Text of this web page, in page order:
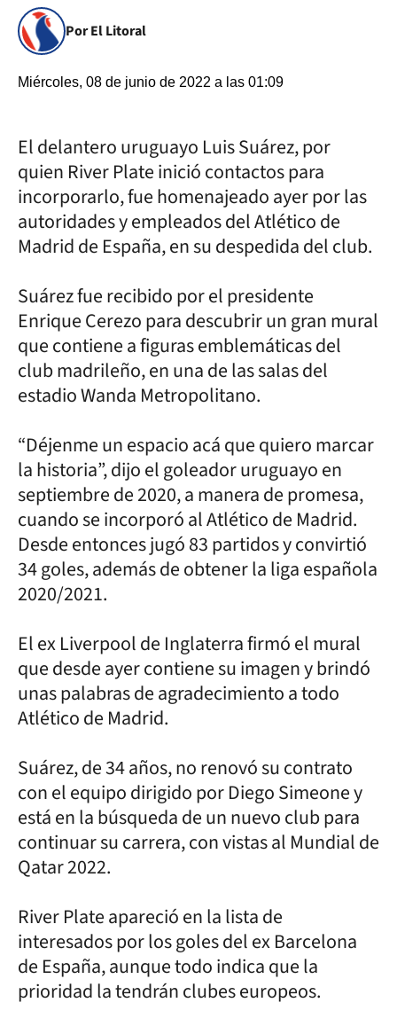
Por El Litoral
Miércoles, 08 de junio de 2022 a las 01:09
El delantero uruguayo Luis Suárez, por
quien River Plate inició contactos para
incorporarlo, fue homenajeado ayer por las
autoridades y empleados del Atlético de
Madrid de España, en su despedida del club.
Suárez fue recibido por el presidente
Enrique Cerezo para descubrir un gran mural
que contiene a figuras emblemáticas del
club madrileño, en una de las salas del
estadio Wanda Metropolitano.
“Déjenme un espacio acá que quiero marcar
la historia”, dijo el goleador uruguayo en
septiembre de 2020, a manera de promesa,
cuando se incorporó al Atlético de Madrid.
Desde entonces jugó 83 partidos y convirtió
34 goles, además de obtener la liga española
2020/2021.
El ex Liverpool de Inglaterra firmó el mural
que desde ayer contiene su imagen y brindó
unas palabras de agradecimiento a todo
Atlético de Madrid.
Suárez, de 34 años, no renovó su contrato
con el equipo dirigido por Diego Simeone y
está en la búsqueda de un nuevo club para
continuar su carrera, con vistas al Mundial de
Qatar 2022.
River Plate apareció en la lista de
interesados por los goles del ex Barcelona
de España, aunque todo indica que la
prioridad la tendrán clubes europeos.